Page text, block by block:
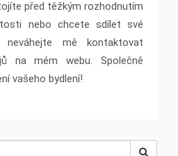
před těžkým rozhodnutím
nebo chcete sdílet své
mě kontaktovat
na mém webu. Společně
vašeho bydlení!